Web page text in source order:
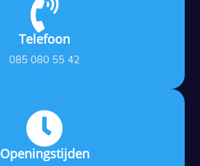

Telefoon
085 080 55 42

Openingstijden